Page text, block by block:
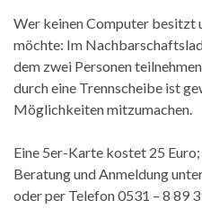
Wer keinen Computer besitzt
möchte: Im
dem zwei Personen
durch eine Trennscheibe ist
Möglichkeiten mitzumachen.
Eine 5er-Karte kostet 25
Beratung und Anmeldung
oder per Telefon 0531 – 8 89